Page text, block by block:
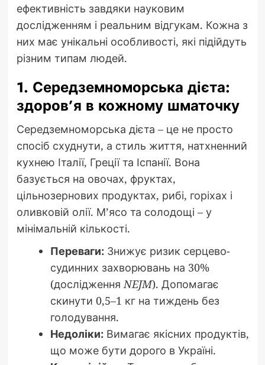
ефективність завдяки науковим
дослідженням і реальним відгукам. Кожна з
них має унікальні особливості, які підійдуть
різним типам людей.
1. Середземноморська дієта:
здоров’я в кожному шматочку
Середземноморська дієта – це не просто
спосіб схуднути, а стиль життя, натхненний
кухнею Італії, Греції та Іспанії. Вона
базується на овочах, фруктах,
цільнозернових продуктах, рибі, горіхах і
оливковій олії. М’ясо та солодощі – у
мінімальній кількості.
Переваги:Знижує ризик серцево-
судинних захворювань на 30%
(дослідженняNEJM). Допомагає
скинути 0,5–1 кг на тиждень без
голодування.
Недоліки:Вимагає якісних продуктів,
що може бути дорого в Україні.